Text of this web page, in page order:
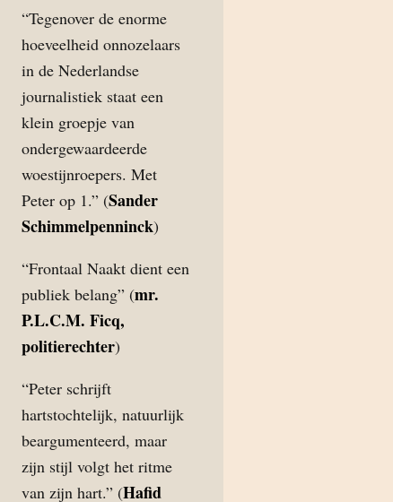
“Tegenover de enorme
hoeveelheid onnozelaars
in de Nederlandse
journalistiek staat een
klein groepje van
ondergewaardeerde
woestijnroepers. Met
Peter op 1.” (Sander
Schimmelpenninck)
“Frontaal Naakt dient een
publiek belang” (mr.
P.L.C.M. Ficq,
politierechter)
“Peter schrijft
hartstochtelijk, natuurlijk
beargumenteerd, maar
zijn stijl volgt het ritme
van zijn hart.” (Hafid